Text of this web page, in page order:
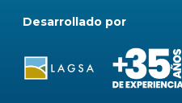
Desarrollado por